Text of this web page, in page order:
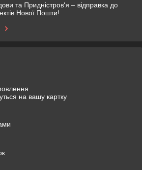
та Придністров'я – відправка до
Нової Пошти!
на вашу картку